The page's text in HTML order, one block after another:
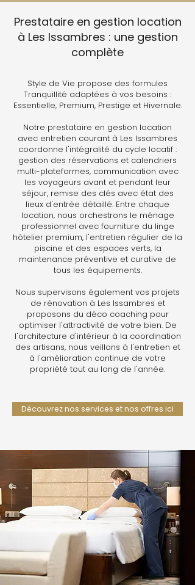
Prestataire en gestion location
à Les Issambres : une gestion
complète
Style de Vie propose des formules
Tranquillité adaptées à vos besoins :
Essentielle, Premium, Prestige et Hivernale.
Notre prestataire en gestion location
avec entretien courant à Les Issambres
coordonne l'intégralité du cycle locatif :
gestion des réservations et calendriers
multi-plateformes, communication avec
les voyageurs avant et pendant leur
séjour, remise des clés avec état des
lieux d'entrée détaillé. Entre chaque
location, nous orchestrons le ménage
professionnel avec fourniture du linge
hôtelier premium, l'entretien régulier de la
piscine et des espaces verts, la
maintenance préventive et curative de
tous les équipements.
Nous supervisons également vos projets
de rénovation à Les Issambres et
proposons du déco coaching pour
optimiser l'attractivité de votre bien. De
l'architecture d'intérieur à la coordination
des artisans, nous veillons à l'entretien et
à l'amélioration continue de votre
propriété tout au long de l'année.
Découvrez nos services et nos offres ici